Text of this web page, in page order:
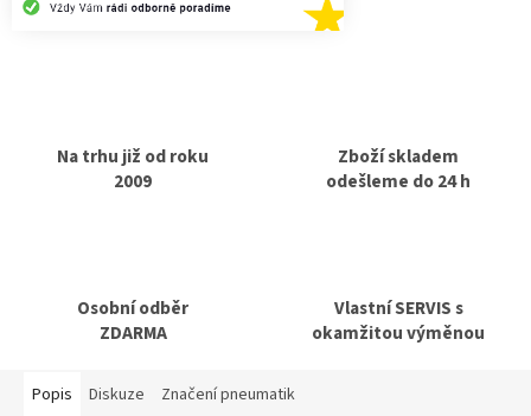
Na trhu již od roku
2009
Zboží skladem
odešleme do 24 h
Osobní odběr
ZDARMA
Vlastní SERVIS s
okamžitou výměnou
Popis Diskuze Značení pneumatik